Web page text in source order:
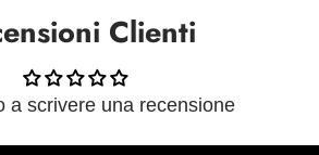
Clienti
a scrivere una recensione